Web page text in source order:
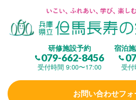
研修施設予約
079-662-8456
受付時間 9:00〜17:00
宿泊
受
お問い合わせフォ
但馬長寿の郷とは
(研修施設)